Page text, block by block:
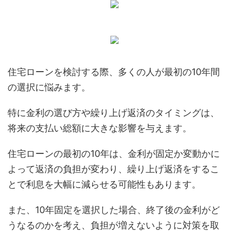
住宅ローンを検討する際、多くの人が最初の10年間
の選択に悩みます。
特に金利の選び方や繰り上げ返済のタイミングは、
将来の支払い総額に大きな影響を与えます。
住宅ローンの最初の10年は、金利が固定か変動かに
よって返済の負担が変わり、繰り上げ返済をするこ
とで利息を大幅に減らせる可能性もあります。
また、10年固定を選択した場合、終了後の金利がど
うなるのかを考え、負担が増えないように対策を取